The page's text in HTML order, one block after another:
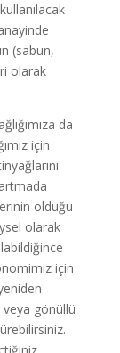
(sabun,
olarak
da
için
olduğu
olarak
için
gönüllü